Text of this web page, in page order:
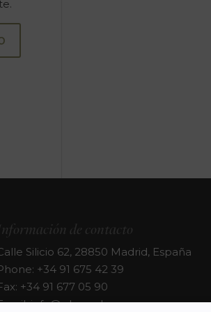
de contacto
Silicio 62, 28850 Madrid, España
+34 91 675 42 39
+34 91 677 05 90
info@phergal.com